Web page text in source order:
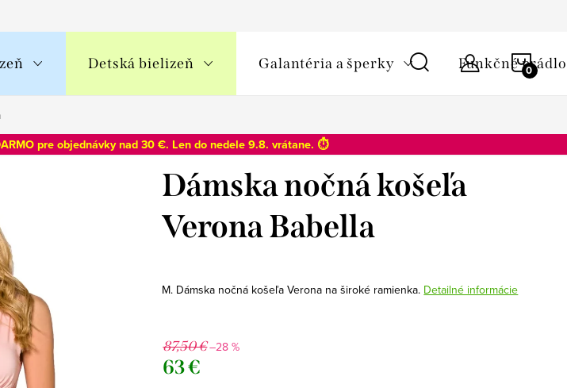
Detská bielizeň Galantéria a šperky Funkčné prádlo
pre objednávky nad 30 €. Len do nedele 9.8. vrátane. ⏱️
Dámska nočná košeľa
Verona Babella
M. Dámska nočná košeľa Verona na široké ramienka. Detailné informácie
87,50 €–28 %
63 €